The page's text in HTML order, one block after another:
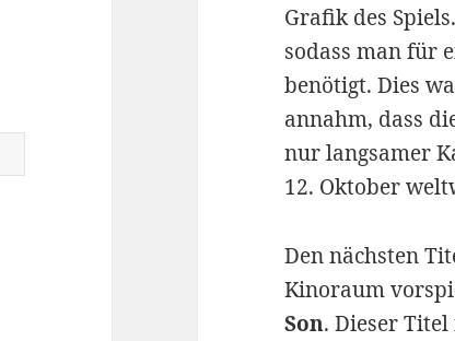
Grafik des
sodass man für
benötigt. Dies
annahm, dass
nur langsamer
12. Oktober
Den nächsten
Kinoraum
Son. Dieser Titel